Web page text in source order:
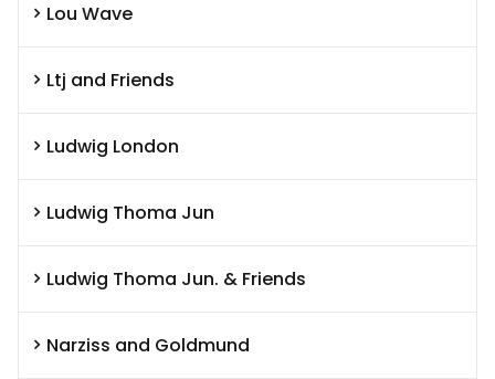
Lou Wave
Ltj and Friends
Ludwig London
Ludwig Thoma Jun
Ludwig Thoma Jun. & Friends
Narziss and Goldmund